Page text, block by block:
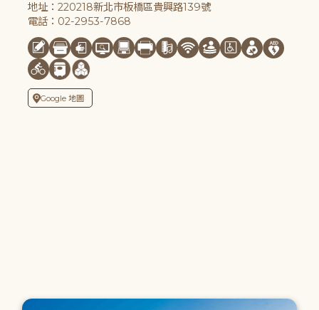
地址：220218新北市板橋區貴興路139號
電話：02-2953-7868
Google 地圖